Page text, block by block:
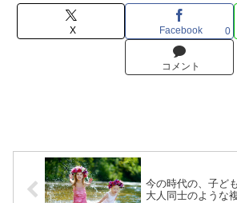
X Facebook 0
コメント
今の時代の、子ど
大人同士のような